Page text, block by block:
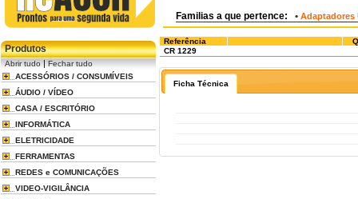
Produtos
Abrir tudo|Fechar tudo
ACESSÓRIOS / CONSUMÍVEIS
ÁUDIO / VÍDEO
CASA / ESCRITÓRIO
INFORMÁTICA
ELETRICIDADE
FERRAMENTAS
REDES e COMUNICAÇÕES
VIDEO-VIGILÂNCIA
Familias a que pertence: • Adaptadores
Referência
CR 1229
Ficha Técnica